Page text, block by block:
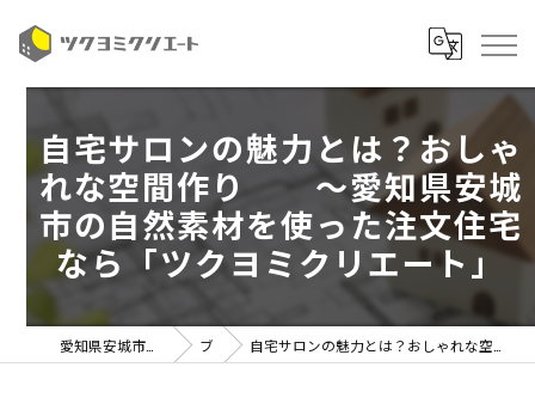
自宅サロンの魅力とは？おしゃ
れな空間作り ～愛知県安城
市の自然素材を使った注文住宅
なら「ツクヨミクリエート」
ブログ 自宅サロンの魅力とは？おしゃれな空間作り ～愛知県安城市の自然素材を使った注文住宅なら「ツクヨミクリエート」